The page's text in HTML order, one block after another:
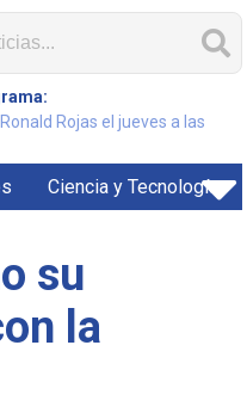
Rojas el jueves a las
Ciencia y Tecnología
su
la